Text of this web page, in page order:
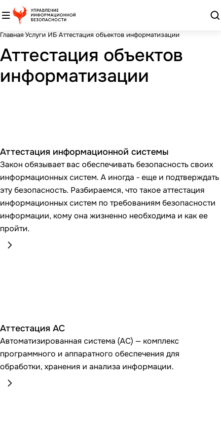
Главная Услуги ИБ Аттестация объектов информатизации
Аттестация объектов
информатизации
Аттестация информационной системы
Закон обязывает вас обеспечивать безопасность своих
информационных систем. А иногда - еще и подтверждать
эту безопасность. Разбираемся, что такое аттестация
информационных систем по требованиям безопасности
информации, кому она жизненно необходима и как ее
пройти.
Аттестация АС
Автоматизированная система (АС) — комплекс
программного и аппаратного обеспечения для
обработки, хранения и анализа информации.